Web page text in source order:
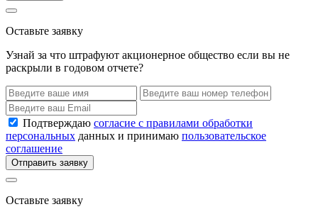
Оставьте заявку
Узнай за что штрафуют акционерное общество если вы не
раскрыли в годовом отчете?
Подтверждаю согласие с правилами обработки
персональных данных и принимаю пользовательское
соглашение
Отправить заявку
Оставьте заявку